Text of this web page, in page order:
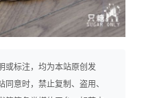
或标注，均为本站原创发
意时，禁止复制、盗用、